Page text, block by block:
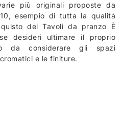
più originali proposte da
esempio di tutta la qualità
dei Tavoli da pranzo È
desideri ultimare il proprio
da considerare gli spazi
e le finiture.